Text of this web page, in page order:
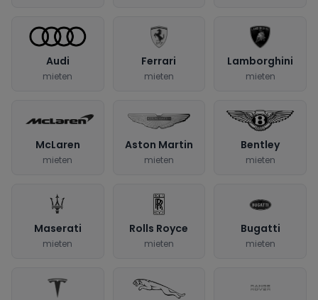
Audi
mieten
Ferrari
mieten
Lamborghini
mieten
McLaren
mieten
Aston Martin
mieten
Bentley
mieten
Maserati
mieten
Rolls Royce
mieten
Bugatti
mieten